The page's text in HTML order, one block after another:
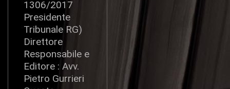
1306/2017
Presidente
Tribunale RG)
Direttore
Responsabile e
Editore : Avv.
Pietro Gurrieri